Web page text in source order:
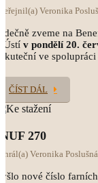
Veronika
zveme na
Ústí v pondělí 20.
ve spolupráci
ČÍST DÁL
270
Veronika Poslušná
nové číslo